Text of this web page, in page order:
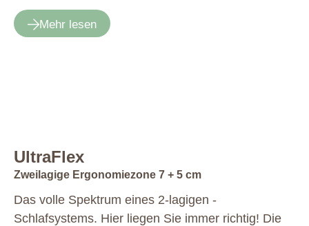
Mehr lesen
UltraFlex
Zweilagige Ergonomiezone 7 + 5 cm
Das volle Spektrum eines 2-lagigen ­
Schlafsystems. Hier liegen Sie ­immer richtig! Die